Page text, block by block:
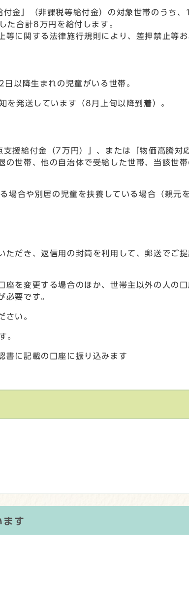
付金」（非課税等給付金）の対象世帯のうち
た合計8万円を給付します。
に関する法律施行規則により、差押禁止等
以降生まれの児童がいる世帯。
発送しています（8月上旬以降到着）。
援給付金（7万円）」、または「物価高騰
の世帯、他の自治体で受給した世帯、当該世
合や別居の児童を扶養している場合（親元
ただき、返信用の封筒を利用して、郵送でご
座を変更する場合のほか、世帯主以外の人の
必要です。
さい。
。
書に記載の口座に振り込みます
ます